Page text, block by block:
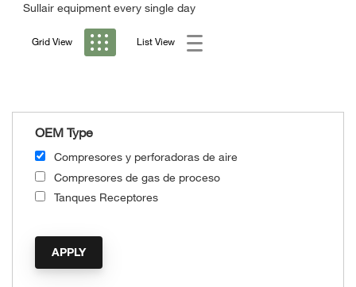
Sullair equipment every single day
Grid View List View
OEM Type
Compresores y perforadoras de aire
Compresores de gas de proceso
Tanques Receptores